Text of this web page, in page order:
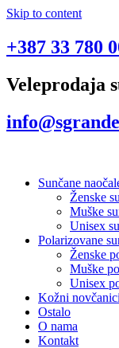
Skip to content
+387 33 780
Veleprodaja
Sunčane
Ženske
Muške
Unisex
Polarizovane
Ženske
Muške
Unisex
Kožni novčanici
Ostalo
O nama
Kontakt